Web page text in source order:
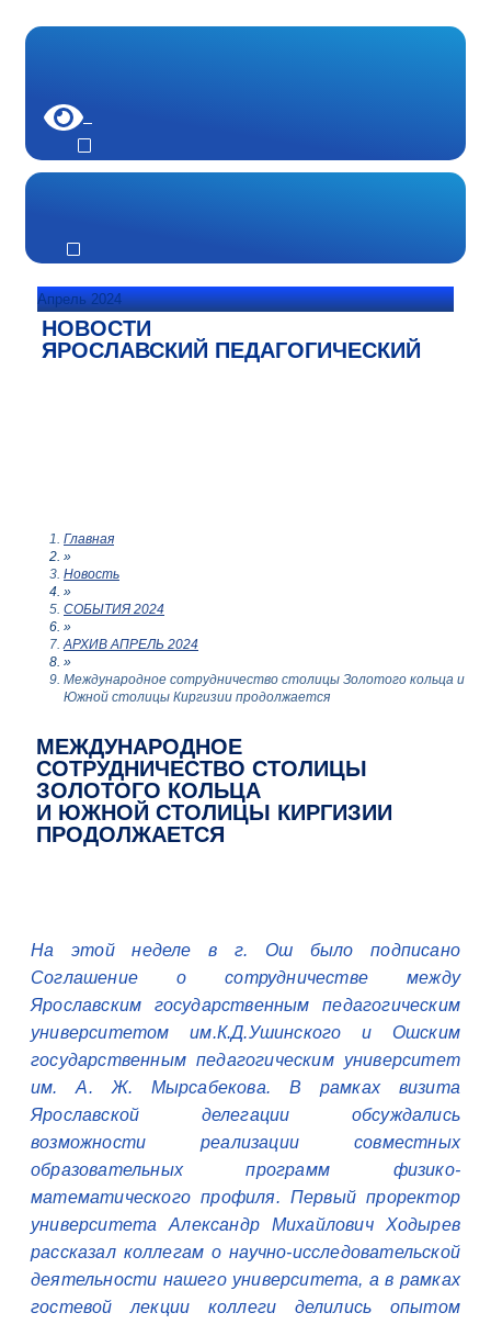
Апрель 2024
НОВОСТИ
ЯРОСЛАВСКИЙ ПЕДАГОГИЧЕСКИЙ
Главная
»
Новость
»
СОБЫТИЯ 2024
»
АРХИВ АПРЕЛЬ 2024
»
Международное сотрудничество столицы Золотого кольца и
Южной столицы Киргизии продолжается
МЕЖДУНАРОДНОЕ
СОТРУДНИЧЕСТВО СТОЛИЦЫ
ЗОЛОТОГО КОЛЬЦА
И ЮЖНОЙ СТОЛИЦЫ КИРГИЗИИ
ПРОДОЛЖАЕТСЯ
На этой неделе в г. Ош было подписано
Соглашение о сотрудничестве между
Ярославским государственным педагогическим
университетом им.К.Д.Ушинского и Ошским
государственным педагогическим университет
им. А. Ж. Мырсабекова. В рамках визита
Ярославской делегации обсуждались
возможности реализации совместных
образовательных программ физико-
математического профиля. Первый проректор
университета Александр Михайлович Ходырев
рассказал коллегам о научно-исследовательской
деятельности нашего университета, а в рамках
гостевой лекции коллеги делились опытом